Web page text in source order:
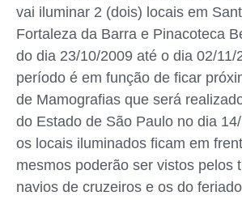
vai iluminar 2 (dois) locais em
Fortaleza da Barra e Pinacoteca
do dia 23/10/2009 até o dia 02/11/
período é em função de ficar
de Mamografias que será
do Estado de São Paulo no dia
os locais iluminados ficam em
mesmos poderão ser vistos pelos
navios de cruzeiros e os do